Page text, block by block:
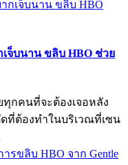
จ็บนาน ขลิบ HBO ช่วย
กคนที่จะต้องเจอหลัง
ที่ต้องทำในบริเวณที่เซน